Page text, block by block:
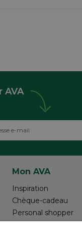
AVA
Mon AVA
Inspiration
Chèque-cadeau
Personal shopper
Rédiger un